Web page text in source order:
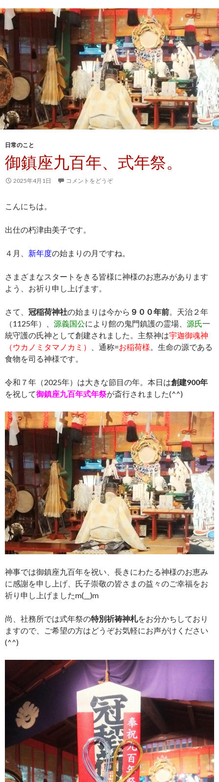
日常のこと
御鎮座九百年、式年祭。
2025年4月1日 コメントをどうぞ
こんにちは。
出仕の朽津由美子です。
４月、 新年度の始まりの月ですね。
さまざまなスタートをきる皆様に神様のお恵みがあります
よう、お祈り申し上げます。
さて、 冠稲荷神社の始まりは今から ９００年前 。天治２年
（1125年）、 源義国公により館の鬼門鎮護の霊場、 源氏一
統守護の氏神として創建されました。主祭神は宇迦御魂神
（ウカノミタマノカミ）
、通称=お稲荷様 。生命の源である
食物を司る神様です。
令和７年（2025年）は大きな節目の年。本日は創建900年
を祝して御鎮座九百年式年祭が斎行されました(^^)
神事では御鎮座九百年を祝い、長きにわたる神様のお恵み
に感謝を申し上げ、氏子崇敬の皆さまの益々のご幸福をお
祈り申し上げましたm(__)m
尚、社務所では式年祭の特別祈祷神札をお分かちしており
ますので、ご希望の方はどうぞお気軽にお声がけください
(^^)